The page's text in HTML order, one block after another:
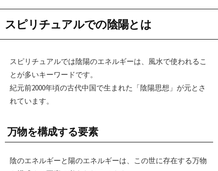
スピリチュアルでの陰陽とは
スピリチュアルでは陰陽のエネルギーは、風水で使われるこ
とが多いキーワードです。
紀元前2000年頃の古代中国で生まれた「陰陽思想」が元とさ
れています。
万物を構成する要素
陰のエネルギーと陽のエネルギーは、この世に存在する万物